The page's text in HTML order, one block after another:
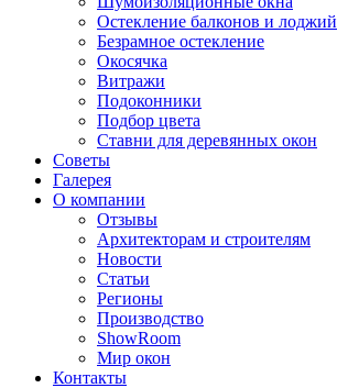
Остекление балконов и лоджий
Безрамное остекление
Окосячка
Витражи
Подоконники
Подбор цвета
Ставни для деревянных окон
Советы
Галерея
О компании
Отзывы
Архитекторам и строителям
Новости
Статьи
Регионы
Производство
ShowRoom
Мир окон
Контакты